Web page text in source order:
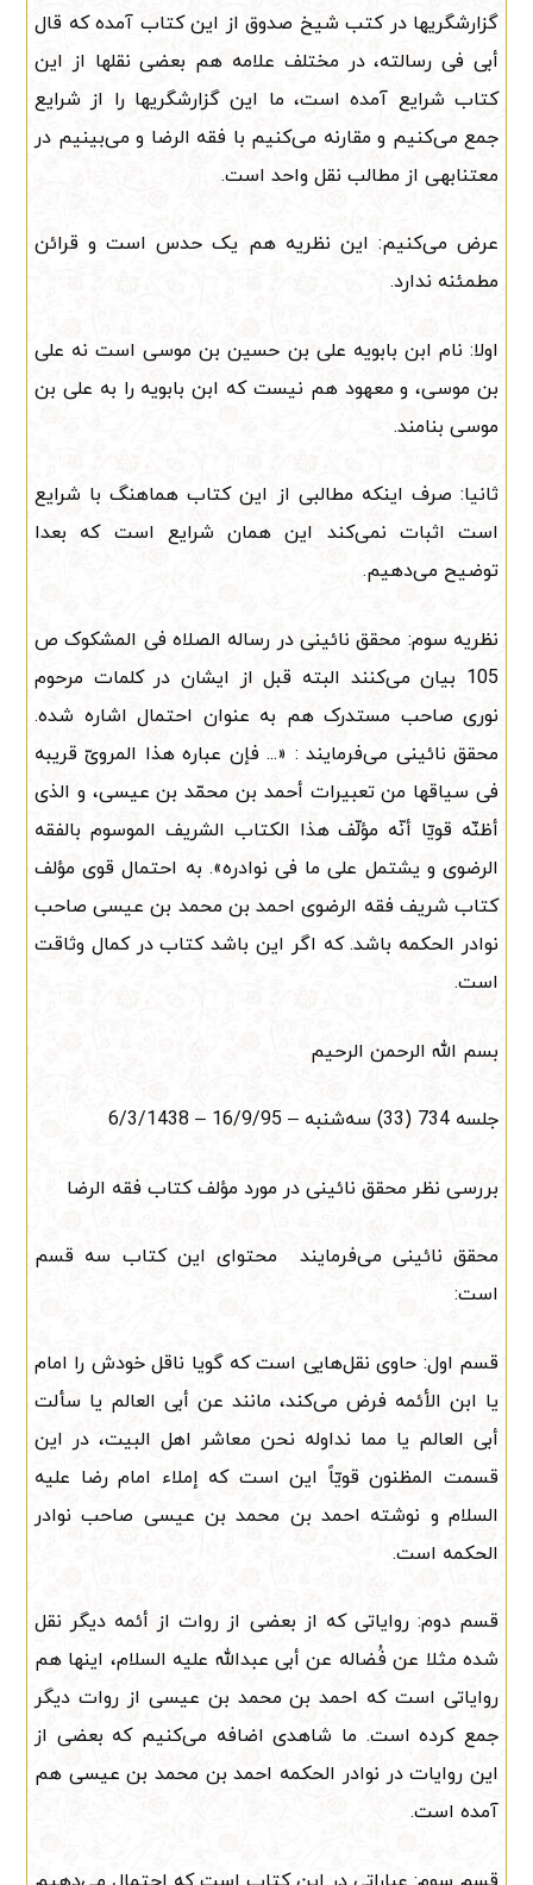
گزارشگریها در کتب شیخ صدوق از این کتاب آمده که قال
أبی فی رسالته، در مختلف علامه هم بعضی نقلها از این
کتاب شرایع آمده است، ما این گزارشگریها را از شرایع
جمع می‌کنیم و مقارنه می‌کنیم با فقه الرضا و می‌بینیم در
معتنابهی از مطالب نقل واحد است.
عرض می‌کنیم: این نظریه هم یک حدس است و قرائن
مطمئنه ندارد.
اولا: نام ابن بابویه علی بن حسین بن موسی است نه علی
بن موسی، و معهود هم نیست که ابن بابویه را به علی بن
موسی بنامند.
ثانیا: صرف اینکه مطالبی از این کتاب هماهنگ با شرایع
است اثبات نمی‌کند این همان شرایع است که بعدا
توضیح می‌دهیم.
نظریه سوم: محقق نائینی در رساله الصلاه فی المشکوک ص
105 بیان می‌کنند البته قبل از ایشان در کلمات مرحوم
نوری صاحب مستدرک هم به عنوان احتمال اشاره شده.
محقق نائینی می‌فرمایند : «... فإن عباره هذا المرویّ قریبه
فی سیاقها من تعبیرات أحمد بن محمّد بن عیسى، و الذی
أظنّه قویّا أنّه مؤلّف هذا الکتاب الشریف‌ الموسوم بالفقه
الرضوی و یشتمل على ما فی نوادره». به احتمال قوی مؤلف
کتاب شریف فقه الرضوی احمد بن محمد بن عیسی صاحب
نوادر الحکمه باشد. که اگر این باشد کتاب در کمال وثاقت
است.
بسم الله الرحمن الرحیم
جلسه 734 (33) ‌سه‌شنبه – 16/9/95 – 6/3/1438
بررسی نظر محقق نائینی در مورد مؤلف کتاب فقه الرضا
محقق نائینی می‌فرمایند محتوای این کتاب سه قسم
است:
قسم اول: حاوی نقل‌هایی است که گویا ناقل خودش را امام
یا ابن الأئمه فرض می‌کند، مانند عن أبی العالم یا سألت
أبی العالم یا مما نداوله نحن معاشر اهل البیت، در این
قسمت المظنون قویّاً این است که إملاء امام رضا علیه
السلام و نوشته احمد بن محمد بن عیسی صاحب نوادر
الحکمه است.
قسم دوم: روایاتی که از بعضی از روات از أئمه دیگر نقل
شده مثلا عن فُضاله عن أبی عبدالله علیه السلام، اینها هم
روایاتی است که احمد بن محمد بن عیسی از روات دیگر
جمع کرده است. ما شاهدی اضافه می‌کنیم که بعضی از
این روایات در نوادر الحکمه احمد بن محمد بن عیسی هم
آمده است.